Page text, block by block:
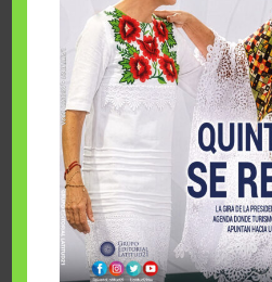
Fairmont Mayakoba y Make-A-
esfuerzos para hacer realidad el